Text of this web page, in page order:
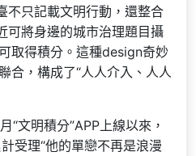
不只記載文明行動，還整合
可將身邊的城市治理題目攝
取得積分。這種design奇妙
合，構成了“人人介入、人人
“文明積分”APP上線以來，
受理“他的單戀不再是浪漫